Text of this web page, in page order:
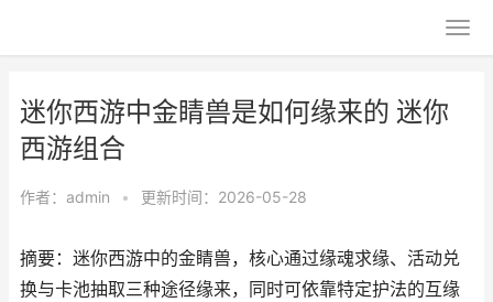
迷你西游中金睛兽是如何缘来的 迷你
西游组合
作者： admin • 更新时间：2026-05-28
摘要：迷你西游中的金睛兽，核心通过缘魂求缘、活动兑
换与卡池抽取三种途径缘来，同时可依靠特定护法的互缘